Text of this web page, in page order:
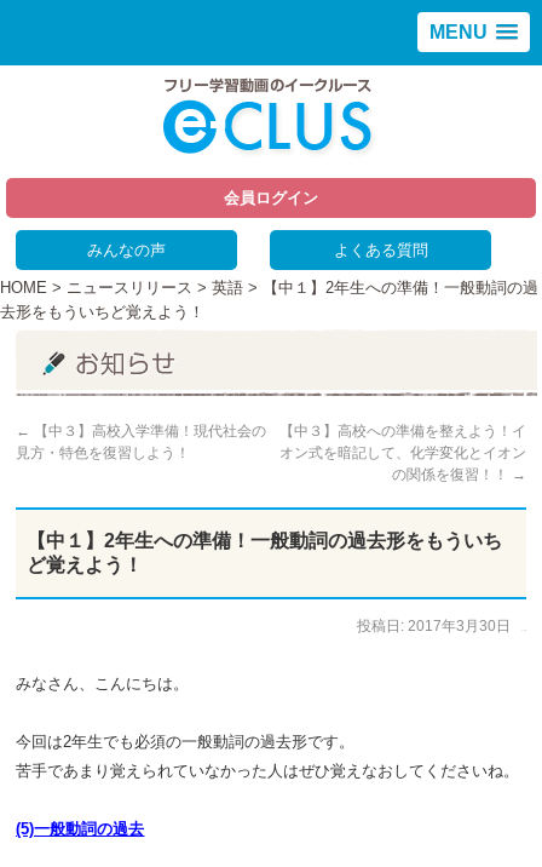
MENU
会員ログイン
みんなの声 よくある質問
HOME > ニュースリリース > 英語 > 【中１】2年生への準備！一般動詞の過
去形をもういちど覚えよう！
←
【中３】高校入学準備！現代社会の
見方・特色を復習しよう！
【中３】高校への準備を整えよう！イ
オン式を暗記して、化学変化とイオン
の関係を復習！！
→
【中１】2年生への準備！一般動詞の過去形をもういち
ど覚えよう！
投稿日: 2017年3月30日
みなさん、こんにちは。
今回は2年生でも必須の一般動詞の過去形です。
苦手であまり覚えられていなかった人はぜひ覚えなおしてくださいね。
(5)一般動詞の過去